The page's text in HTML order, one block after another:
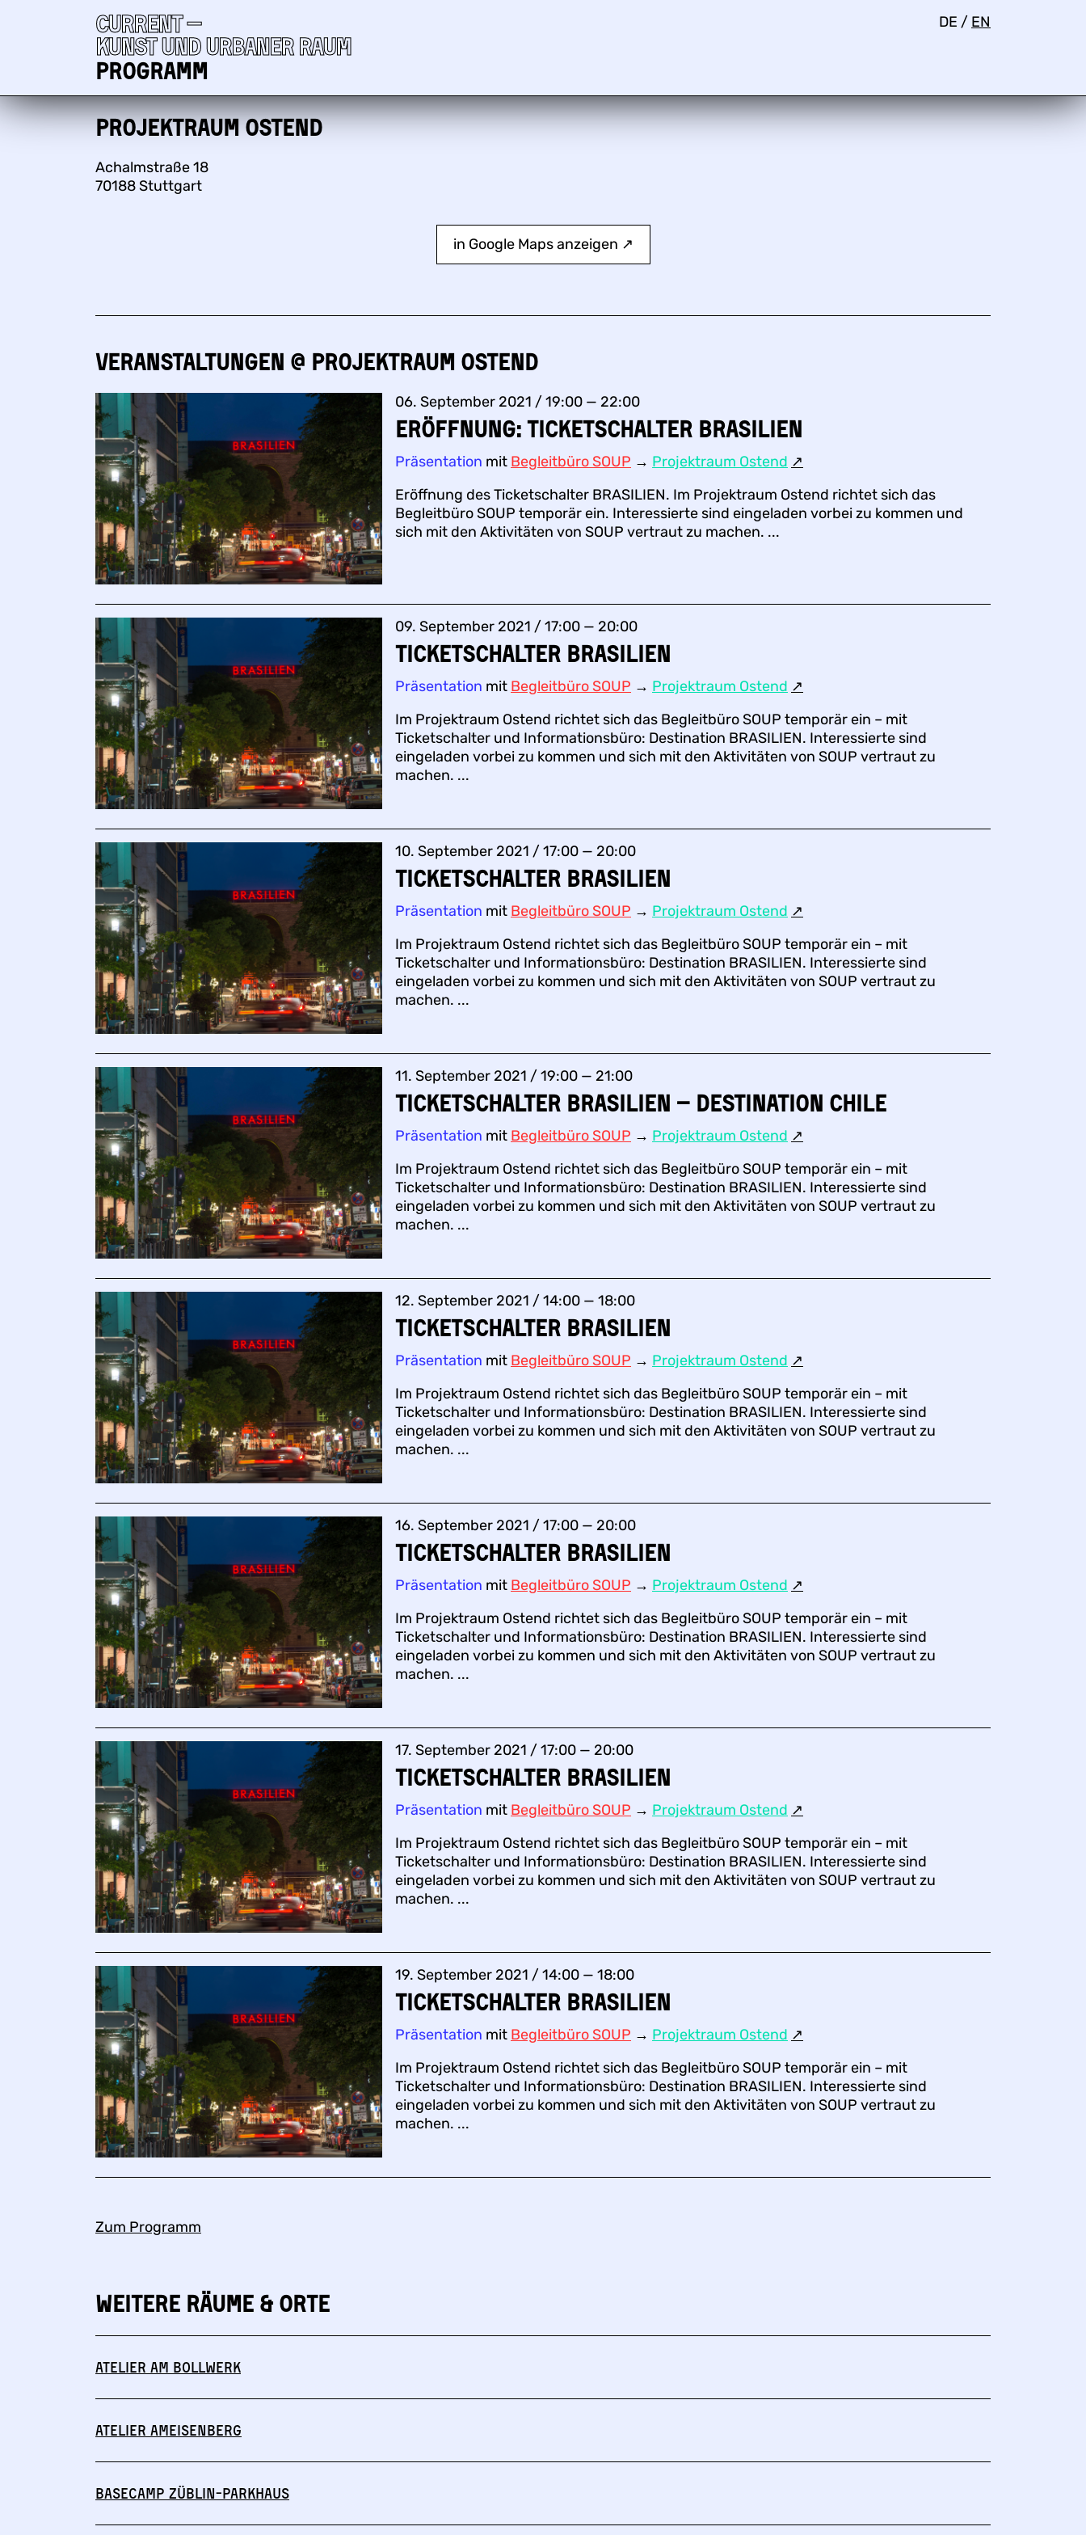
Current —
Kunst und urbaner Raum
Programm
DE / EN
Projektraum Ostend
Achalmstraße 18
70188 Stuttgart
in Google Maps anzeigen ↗︎
Veranstaltungen @ Projektraum Ostend
06. September 2021 / 19:00 — 22:00
Eröffnung: Ticketschalter BRASILIEN
Präsentation mit Begleitbüro SOUP → Projektraum Ostend ↗︎
Eröffnung des Ticketschalter BRASILIEN. Im Projektraum Ostend richtet sich das
Begleitbüro SOUP temporär ein. Interessierte sind eingeladen vorbei zu kommen und
sich mit den Aktivitäten von SOUP vertraut zu machen. ...
09. September 2021 / 17:00 — 20:00
Ticketschalter BRASILIEN
Präsentation mit Begleitbüro SOUP → Projektraum Ostend ↗︎
Im Projektraum Ostend richtet sich das Begleitbüro SOUP temporär ein – mit
Ticketschalter und Informationsbüro: Destination BRASILIEN. Interessierte sind
eingeladen vorbei zu kommen und sich mit den Aktivitäten von SOUP vertraut zu
machen. ...
10. September 2021 / 17:00 — 20:00
Ticketschalter BRASILIEN
Präsentation mit Begleitbüro SOUP → Projektraum Ostend ↗︎
Im Projektraum Ostend richtet sich das Begleitbüro SOUP temporär ein – mit
Ticketschalter und Informationsbüro: Destination BRASILIEN. Interessierte sind
eingeladen vorbei zu kommen und sich mit den Aktivitäten von SOUP vertraut zu
machen. ...
11. September 2021 / 19:00 — 21:00
Ticketschalter BRASILIEN – Destination CHILE
Präsentation mit Begleitbüro SOUP → Projektraum Ostend ↗︎
Im Projektraum Ostend richtet sich das Begleitbüro SOUP temporär ein – mit
Ticketschalter und Informationsbüro: Destination BRASILIEN. Interessierte sind
eingeladen vorbei zu kommen und sich mit den Aktivitäten von SOUP vertraut zu
machen. ...
12. September 2021 / 14:00 — 18:00
Ticketschalter BRASILIEN
Präsentation mit Begleitbüro SOUP → Projektraum Ostend ↗︎
Im Projektraum Ostend richtet sich das Begleitbüro SOUP temporär ein – mit
Ticketschalter und Informationsbüro: Destination BRASILIEN. Interessierte sind
eingeladen vorbei zu kommen und sich mit den Aktivitäten von SOUP vertraut zu
machen. ...
16. September 2021 / 17:00 — 20:00
Ticketschalter BRASILIEN
Präsentation mit Begleitbüro SOUP → Projektraum Ostend ↗︎
Im Projektraum Ostend richtet sich das Begleitbüro SOUP temporär ein – mit
Ticketschalter und Informationsbüro: Destination BRASILIEN. Interessierte sind
eingeladen vorbei zu kommen und sich mit den Aktivitäten von SOUP vertraut zu
machen. ...
17. September 2021 / 17:00 — 20:00
Ticketschalter BRASILIEN
Präsentation mit Begleitbüro SOUP → Projektraum Ostend ↗︎
Im Projektraum Ostend richtet sich das Begleitbüro SOUP temporär ein – mit
Ticketschalter und Informationsbüro: Destination BRASILIEN. Interessierte sind
eingeladen vorbei zu kommen und sich mit den Aktivitäten von SOUP vertraut zu
machen. ...
19. September 2021 / 14:00 — 18:00
Ticketschalter BRASILIEN
Präsentation mit Begleitbüro SOUP → Projektraum Ostend ↗︎
Im Projektraum Ostend richtet sich das Begleitbüro SOUP temporär ein – mit
Ticketschalter und Informationsbüro: Destination BRASILIEN. Interessierte sind
eingeladen vorbei zu kommen und sich mit den Aktivitäten von SOUP vertraut zu
machen. ...
Zum Programm
Weitere Räume & Orte
Atelier am Bollwerk
Atelier Ameisenberg
Basecamp Züblin-Parkhaus